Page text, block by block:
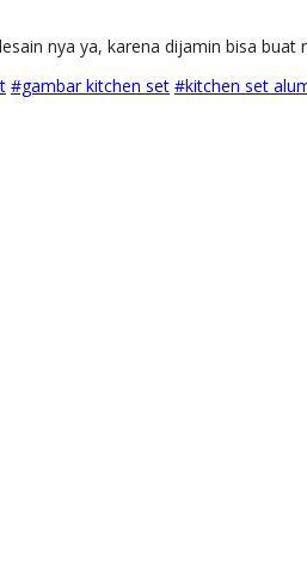
nya ya, karena dijamin bisa
#gambar kitchen set #kitchen set